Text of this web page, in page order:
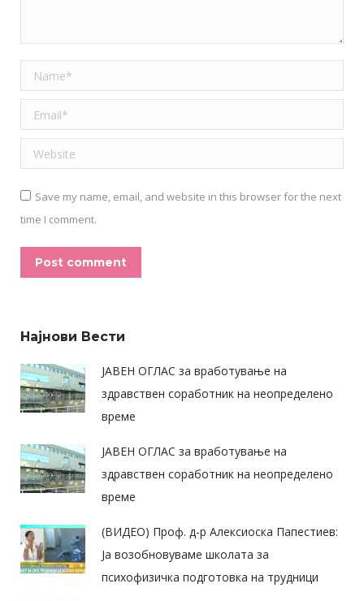
Name *
Email *
Website
Save my name, email, and website in this browser for the next
time I comment.
Post comment
Најнови Вести
ЈАВЕН ОГЛАС за вработување на
здравствен соработник на неопределено
време
ЈАВЕН ОГЛАС за вработување на
здравствен соработник на неопределено
време
(ВИДЕО) Проф. д-р Алексиоска Папестиев:
Ја возобновуваме школата за
психофизичка подготовка на трудници